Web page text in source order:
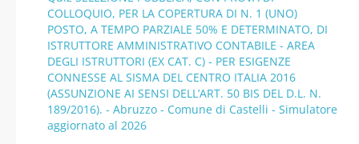
COLLOQUIO, PER LA COPERTURA DI N. 1 (UNO)
POSTO, A TEMPO PARZIALE 50% E DETERMINATO, DI
ISTRUTTORE AMMINISTRATIVO CONTABILE - AREA
DEGLI ISTRUTTORI (EX CAT. C) - PER ESIGENZE
CONNESSE AL SISMA DEL CENTRO ITALIA 2016
(ASSUNZIONE AI SENSI DELL’ART. 50 BIS DEL D.L. N.
189/2016). - Abruzzo - Comune di Castelli - Simulatore
aggiornato al 2026